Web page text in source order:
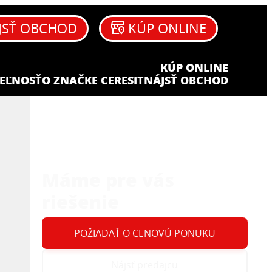
O ZNAČKE CERESITNÁJSŤ OBCHOD
KÚP ONLINE
OBCHOD KÚP ONLINE
POŽIADAŤ O CENOVÚ PONUKU